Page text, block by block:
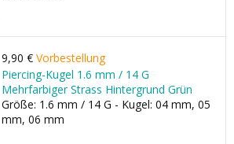
9,90 € Vorbestellung
Piercing-Kugel 1.6 mm / 14 G
Mehrfarbiger Strass Hintergrund Grün
Größe: 1.6 mm / 14 G - Kugel: 04 mm, 05
mm, 06 mm